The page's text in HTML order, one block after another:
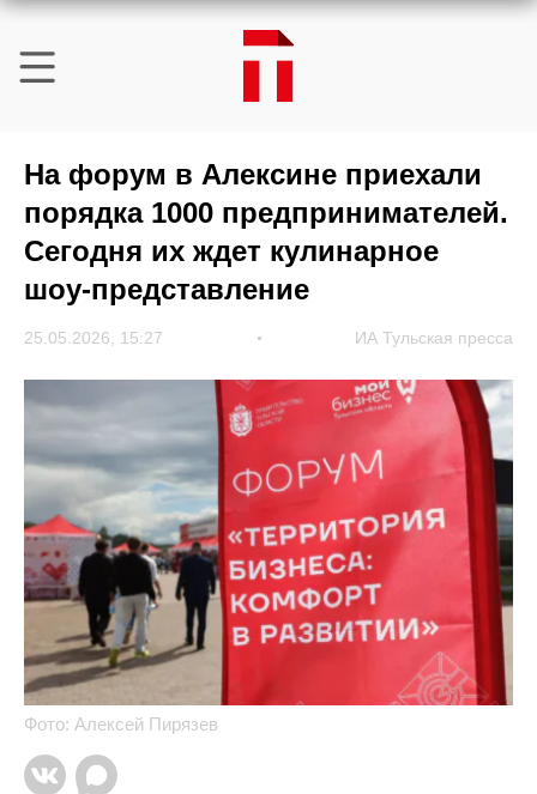
На форум в Алексине приехали
порядка 1000 предпринимателей.
Сегодня их ждет кулинарное
шоу-представление
25.05.2026, 15:27 ИА Тульская пресса
Фото: Алексей Пирязев